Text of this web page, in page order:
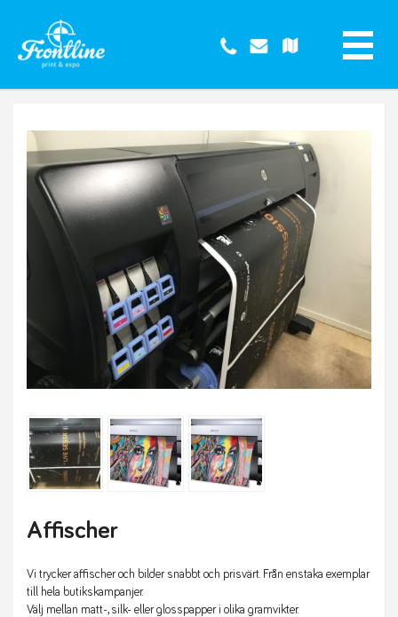
Affischer
Vi trycker affischer och bilder snabbt och prisvärt. Från enstaka exemplar
till hela butikskampanjer.
Välj mellan matt-, silk- eller glosspapper i olika gramvikter.